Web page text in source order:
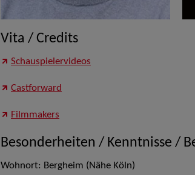
Vita / Credits
Schauspielervideos
Castforward
Filmmakers
Besonderheiten / Kenntnisse /
Wohnort: Bergheim (Nähe Köln)